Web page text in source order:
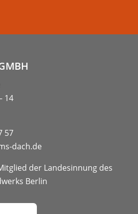
14
57
dach.de
der Landesinnung des
Berlin